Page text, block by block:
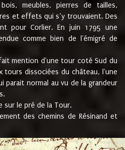
meubles, pierres de tailles,
et effets qui s’y trouvaient. Des
pour Corlier. En juin 1795 une
comme bien de l'émigré de
mention d'une tour coté Sud du
tours dissociées du château, l'une
parait normal au vu de la grandeur
sur le pré de la Tour.
des chemins de Résinand et